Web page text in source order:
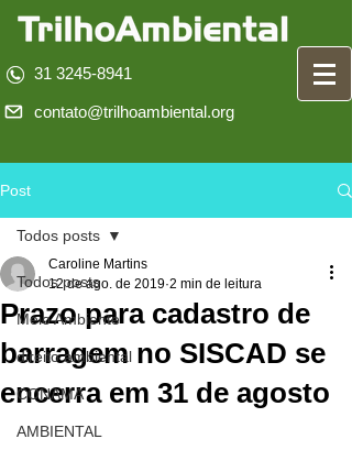
31 3245-8941
contato@trilhoambiental.org
Post
Todos posts
Meio Ambiente
direito ambiental
CONAMA
AMBIENTAL
Todos posts
Prazo para cadastro de
barragem no SISCAD se
encerra em 31 de agosto
Caroline Martins
12 de ago. de 2019 2 min de leitura